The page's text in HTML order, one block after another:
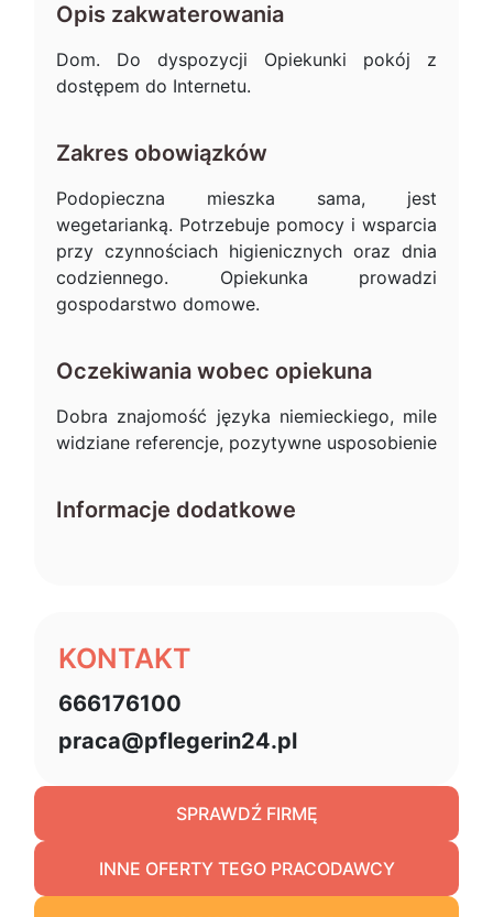
Opis zakwaterowania
Dom. Do dyspozycji Opiekunki pokój z
dostępem do Internetu.
Zakres obowiązków
Podopieczna mieszka sama, jest
wegetarianką. Potrzebuje pomocy i wsparcia
przy czynnościach higienicznych oraz dnia
codziennego. Opiekunka prowadzi
gospodarstwo domowe.
Oczekiwania wobec opiekuna
Dobra znajomość języka niemieckiego, mile
widziane referencje, pozytywne usposobienie
Informacje dodatkowe
KONTAKT
666176100
praca@pflegerin24.pl
SPRAWDŹ FIRMĘ
INNE OFERTY TEGO PRACODAWCY